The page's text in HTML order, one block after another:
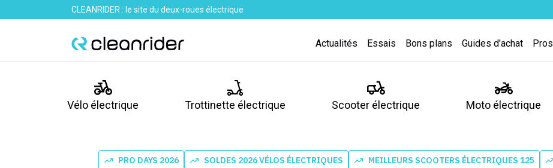
CLEANRIDER : le site du deux-roues électrique
Actualités Essais Bons plans Guides d'achat Pros
Vélo électrique Trottinette électrique Scooter électrique Moto électrique
PRO DAYS 2026 SOLDES 2026 VÉLOS ÉLECTRIQUES MEILLEURS SCOOTERS ÉLECTRIQUES 125